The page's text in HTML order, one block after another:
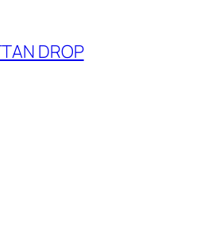
DROP